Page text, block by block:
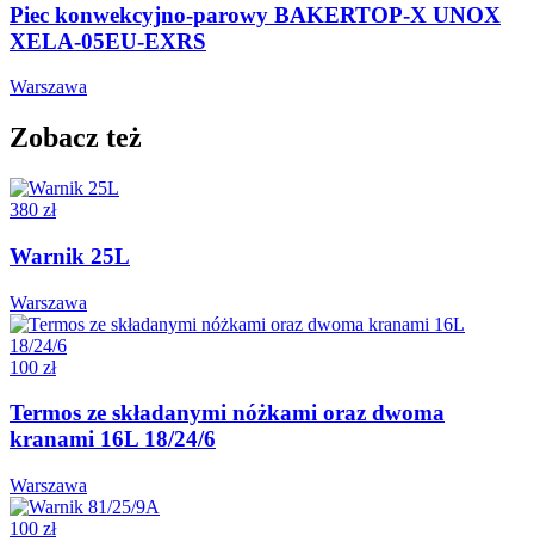
Piec konwekcyjno-parowy BAKERTOP-X UNOX
XELA-05EU-EXRS
Warszawa
Zobacz też
380 zł
Warnik 25L
Warszawa
100 zł
Termos ze składanymi nóżkami oraz dwoma
kranami 16L 18/24/6
Warszawa
100 zł